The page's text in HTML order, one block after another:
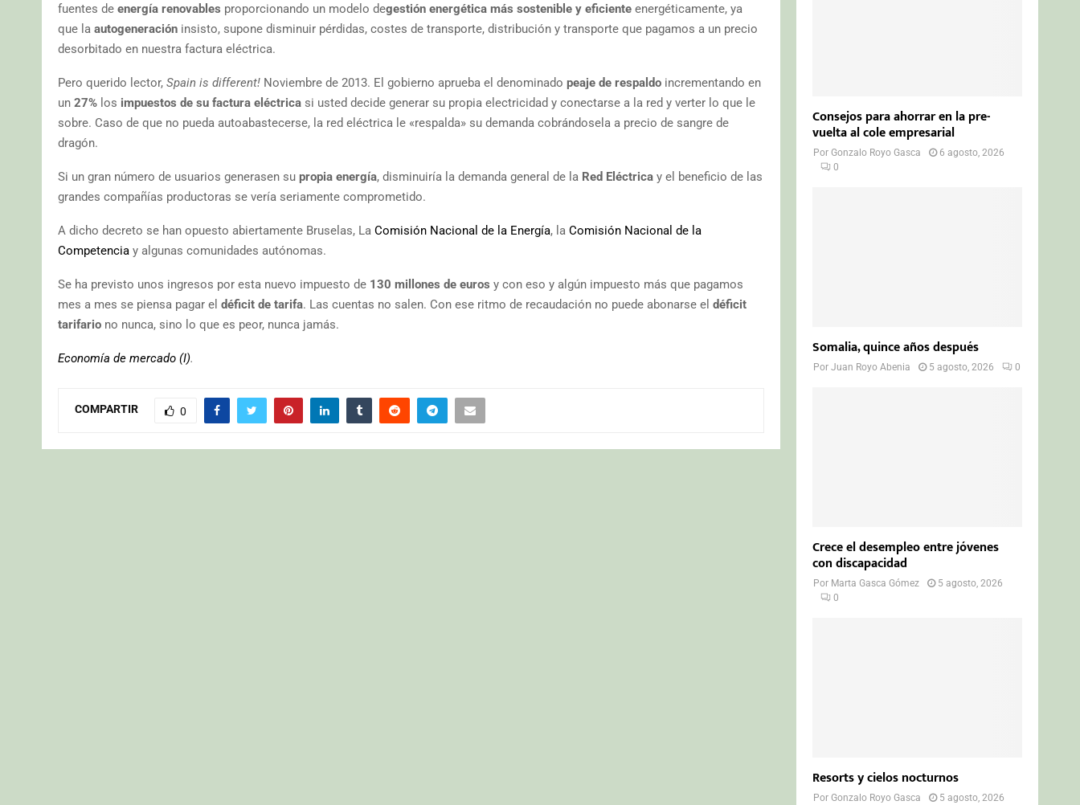
fuentes de energía renovables proporcionando un modelo degestión energética más sostenible y eficiente energéticamente, ya
que la autogeneración insisto, supone disminuir pérdidas, costes de transporte, distribución y transporte que pagamos a un precio
desorbitado en nuestra factura eléctrica.
Pero querido lector, Spain is different! Noviembre de 2013. El gobierno aprueba el denominado peaje de respaldo incrementando en
un 27% los impuestos de su factura eléctrica si usted decide generar su propia electricidad y conectarse a la red y verter lo que le
sobre. Caso de que no pueda autoabastecerse, la red eléctrica le «respalda» su demanda cobrándosela a precio de sangre de
dragón.
Si un gran número de usuarios generasen su propia energía, disminuiría la demanda general de la Red Eléctrica y el beneficio de las
grandes compañías productoras se vería seriamente comprometido.
A dicho decreto se han opuesto abiertamente Bruselas, La Comisión Nacional de la Energía, la Comisión Nacional de la
Competencia y algunas comunidades autónomas.
Se ha previsto unos ingresos por esta nuevo impuesto de 130 millones de euros y con eso y algún impuesto más que pagamos
mes a mes se piensa pagar el déficit de tarifa. Las cuentas no salen. Con ese ritmo de recaudación no puede abonarse el déficit
tarifario no nunca, sino lo que es peor, nunca jamás.
Economía de mercado (I).
COMPARTIR 0
Consejos para ahorrar en la pre-
vuelta al cole empresarial
PorGonzalo Royo Gasca
6 agosto, 2026
0
Somalia, quince años después
PorJuan Royo Abenia 5 agosto, 2026 0
Crece el desempleo entre jóvenes
con discapacidad
Por Marta Gasca Gómez
5 agosto, 2026
0
Resorts y cielos nocturnos
PorGonzalo Royo Gasca
5 agosto, 2026